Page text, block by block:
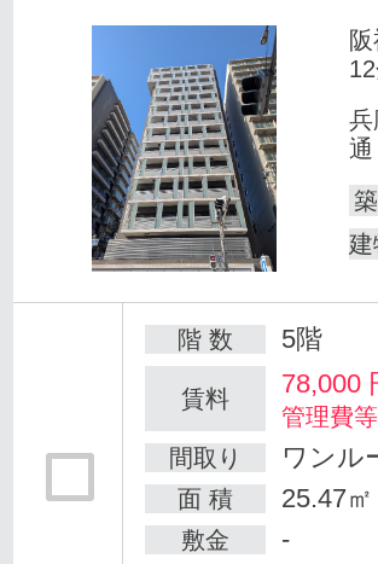
兵
通
建
階 数 5階
賃料 78,000
管理費
間取り
ワンル
面 積 25.47㎡
敷金 -